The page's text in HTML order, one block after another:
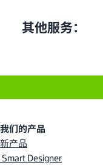
其他服务：
我们的产品
新产品
Smart Designer